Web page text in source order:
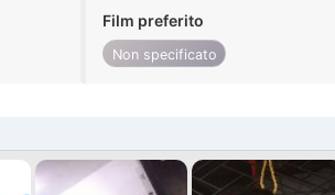
Film preferito
Non specificato